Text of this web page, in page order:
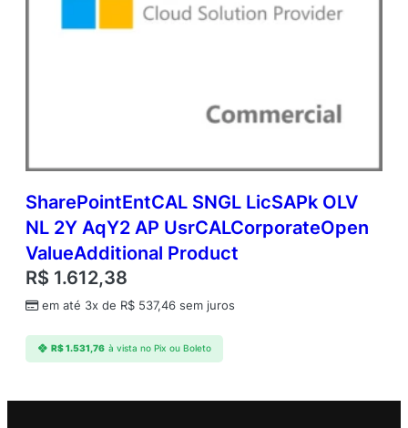
SharePointEntCAL SNGL LicSAPk OLV
NL 2Y AqY2 AP UsrCALCorporateOpen
ValueAdditional Product
R$ 1.612,38
em até 3x de R$ 537,46 sem juros
R$1.531,76 à vista no Pix ou Boleto